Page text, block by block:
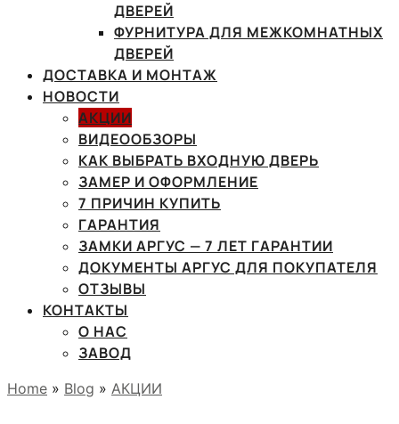
ДВЕРЕЙ
ФУРНИТУРА ДЛЯ МЕЖКОМНАТНЫХ
ДВЕРЕЙ
ДОСТАВКА И МОНТАЖ
НОВОСТИ
АКЦИИ
ВИДЕООБЗОРЫ
КАК ВЫБРАТЬ ВХОДНУЮ ДВЕРЬ
ЗАМЕР И ОФОРМЛЕНИЕ
7 ПРИЧИН КУПИТЬ
ГАРАНТИЯ
ЗАМКИ АРГУС — 7 ЛЕТ ГАРАНТИИ
ДОКУМЕНТЫ АРГУС ДЛЯ ПОКУПАТЕЛЯ
ОТЗЫВЫ
КОНТАКТЫ
О НАС
ЗАВОД
Home » Blog » АКЦИИ